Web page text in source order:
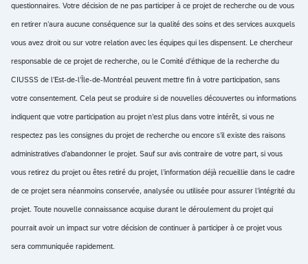
questionnaires. Votre décision de ne pas participer à ce projet de recherche ou de vous
en retirer n’aura aucune conséquence sur la qualité des soins et des services auxquels
vous avez droit ou sur votre relation avec les équipes qui les dispensent. Le chercheur
responsable de ce projet de recherche, ou le Comité d’éthique de la recherche du
CIUSSS de l’Est-de-l’Île-de-Montréal peuvent mettre fin à votre participation, sans
votre consentement. Cela peut se produire si de nouvelles découvertes ou informations
indiquent que votre participation au projet n’est plus dans votre intérêt, si vous ne
respectez pas les consignes du projet de recherche ou encore s’il existe des raisons
administratives d’abandonner le projet. Sauf sur avis contraire de votre part, si vous
vous retirez du projet ou êtes retiré du projet, l’information déjà recueillie dans le cadre
de ce projet sera néanmoins conservée, analysée ou utilisée pour assurer l’intégrité du
projet. Toute nouvelle connaissance acquise durant le déroulement du projet qui
pourrait avoir un impact sur votre décision de continuer à participer à ce projet vous
sera communiquée rapidement.